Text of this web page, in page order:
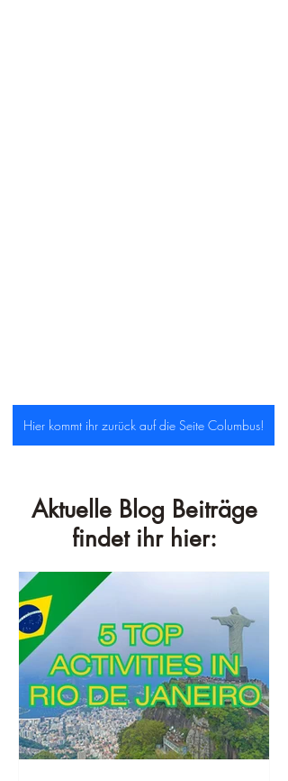
Hier kommt ihr zurück auf die Seite Columbus!
Aktuelle Blog Beiträge
findet ihr hier: